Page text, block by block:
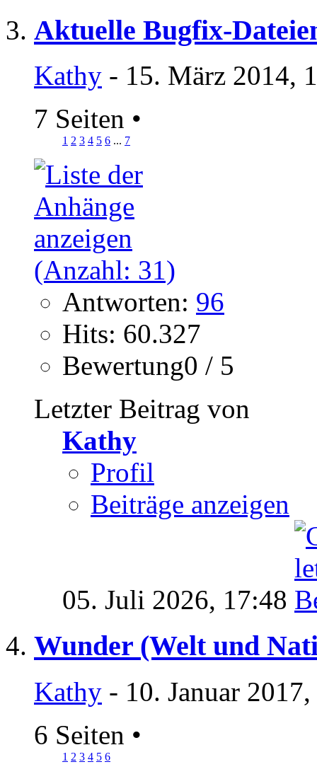
Aktuelle Bugfix-
Kathy - 15. März 2014,
7 Seiten •
1 2 3 4 5 6 ... 7
Antworten: 96
Hits: 60.327
Bewertung0 / 5
Letzter Beitrag von
Kathy
Profil
Beiträge anzeigen
05. Juli 2026, 17:48
Wunder (Welt und
Kathy - 10. Januar
6 Seiten •
1 2 3 4 5 6